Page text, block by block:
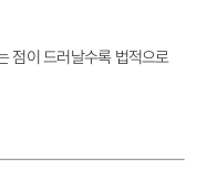
점이 드러날수록 법적으로